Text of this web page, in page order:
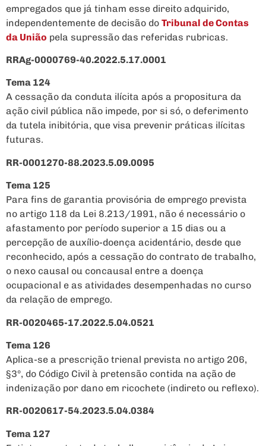
empregados que já tinham esse direito adquirido,
independentemente de decisão do Tribunal de Contas
da União pela supressão das referidas rubricas.
RRAg-0000769-40.2022.5.17.0001
Tema 124
A cessação da conduta ilícita após a propositura da
ação civil pública não impede, por si só, o deferimento
da tutela inibitória, que visa prevenir práticas ilícitas
futuras.
RR-0001270-88.2023.5.09.0095
Tema 125
Para fins de garantia provisória de emprego prevista
no artigo 118 da Lei 8.213/1991, não é necessário o
afastamento por período superior a 15 dias ou a
percepção de auxílio-doença acidentário, desde que
reconhecido, após a cessação do contrato de trabalho,
o nexo causal ou concausal entre a doença
ocupacional e as atividades desempenhadas no curso
da relação de emprego.
RR-0020465-17.2022.5.04.0521
Tema 126
Aplica-se a prescrição trienal prevista no artigo 206,
§3º, do Código Civil à pretensão contida na ação de
indenização por dano em ricochete (indireto ou reflexo).
RR-0020617-54.2023.5.04.0384
Tema 127